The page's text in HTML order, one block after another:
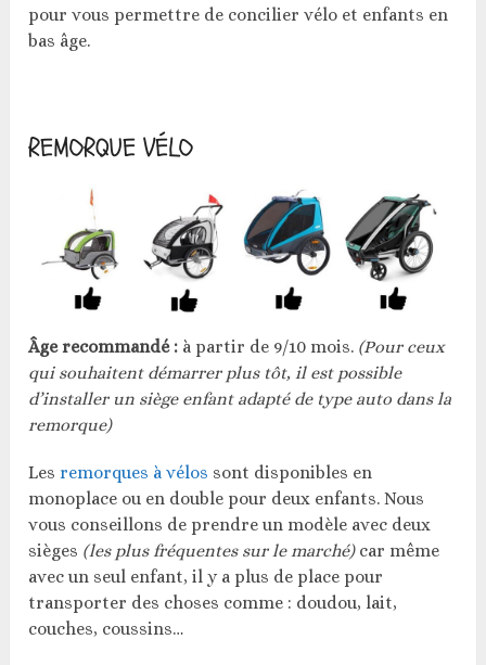
pour vous permettre de concilier vélo et enfants en
bas âge.
REMORQUE VÉLO
Âge recommandé : à partir de 9/10 mois. (Pour ceux
qui souhaitent démarrer plus tôt, il est possible
d’installer un siège enfant adapté de type auto dans la
remorque)
Les remorques à vélos sont disponibles en
monoplace ou en double pour deux enfants. Nous
vous conseillons de prendre un modèle avec deux
sièges (les plus fréquentes sur le marché)car même
avec un seul enfant, il y a plus de place pour
transporter des choses comme : doudou, lait,
couches, coussins…